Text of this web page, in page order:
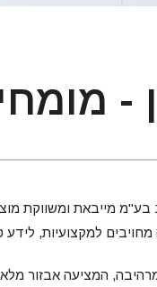
-
למקצועיות, לידע
המציעה אבזור